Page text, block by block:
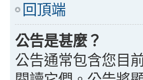
回頂端
公告是甚麼？
公告通常包含您目